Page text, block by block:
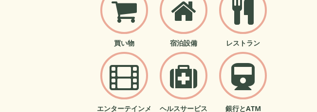
買い物 宿泊設備 レストラン
エンターテインメ ヘルスサービス 銀行とATM